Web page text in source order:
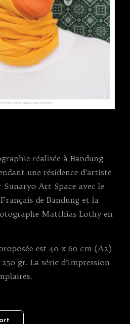
réalisée à Bandung
une résidence d’artiste
Sunaryo Art Space avec le
de Bandung et la
Matthias Lothy en
est 40 x 60 cm (A2)
gr. La série d’impression